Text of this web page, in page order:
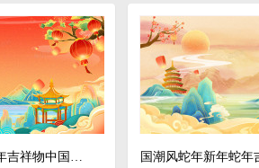
国潮风山水2025蛇年新年吉祥物中国风春节新年背景